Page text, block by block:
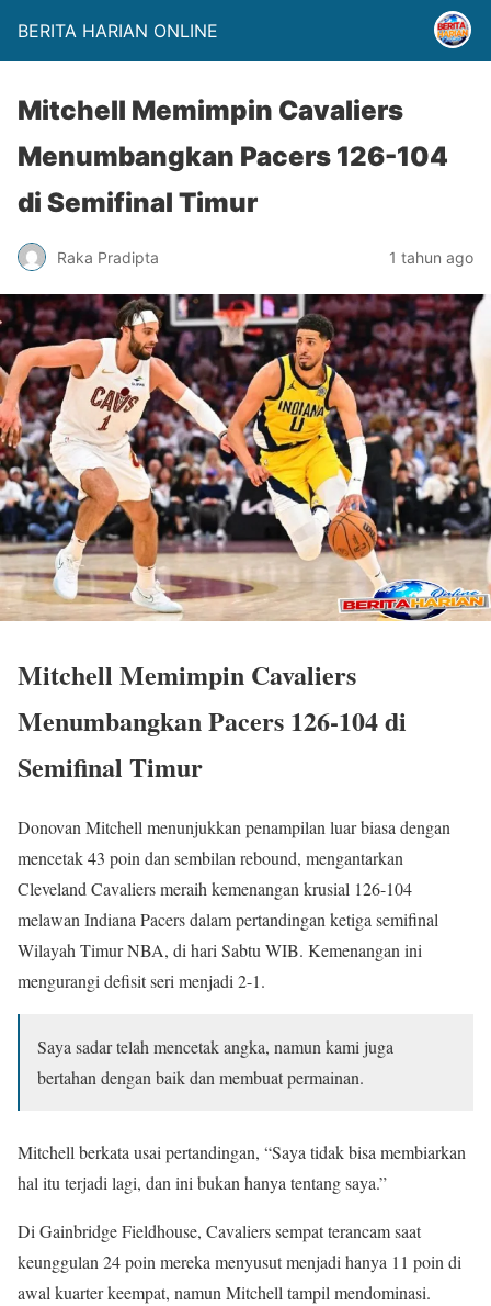
BERITA HARIAN ONLINE
Mitchell Memimpin Cavaliers
Menumbangkan Pacers 126-104
di Semifinal Timur
Raka Pradipta 1 tahun ago
Mitchell Memimpin Cavaliers
Menumbangkan Pacers 126-104 di
Semifinal Timur
Donovan Mitchell menunjukkan penampilan luar biasa dengan
mencetak 43 poin dan sembilan rebound, mengantarkan
Cleveland Cavaliers meraih kemenangan krusial 126-104
melawan Indiana Pacers dalam pertandingan ketiga semifinal
Wilayah Timur NBA, di hari Sabtu WIB. Kemenangan ini
mengurangi defisit seri menjadi 2-1.
Saya sadar telah mencetak angka, namun kami juga
bertahan dengan baik dan membuat permainan.
Mitchell berkata usai pertandingan, “Saya tidak bisa membiarkan
hal itu terjadi lagi, dan ini bukan hanya tentang saya.”
Di Gainbridge Fieldhouse, Cavaliers sempat terancam saat
keunggulan 24 poin mereka menyusut menjadi hanya 11 poin di
awal kuarter keempat, namun Mitchell tampil mendominasi.